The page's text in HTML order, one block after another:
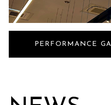
PERFORMANCE